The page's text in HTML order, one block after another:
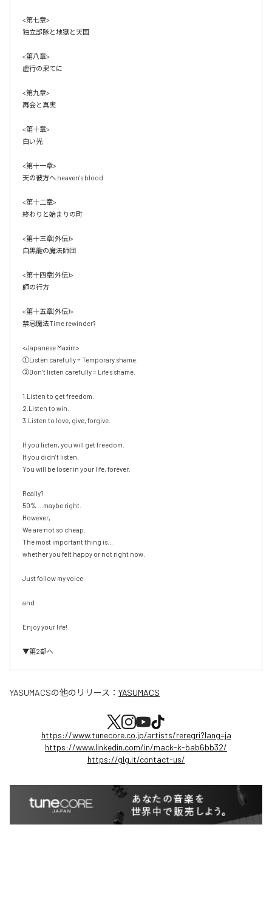
<第七章>
独立部隊と地獄と天国
<第八章>
虚行の果てに
<第九章>
再会と真実
<第十章>
白い光
<第十一章>
天の彼方へ heaven's blood
<第十二章>
終わりと始まりの町
<第十三章(外伝)>
白黒龍の魔法師団
<第十四章(外伝)>
師の行方
<第十五章(外伝)>
禁忌魔法Time rewinder?
<Japanese Maxim>
①Listen carefully = Temporary shame.
②Don’t listen carefully = Life's shame.
1.Listen to get freedom.
2.Listen to win.
3.Listen to love, give, forgive.
If you listen, you will get freedom.
If you didn’t listen,
You will be loser in your life, forever.
Really?
50% ...maybe right.
However,
We are not so cheap.
The most important thing is...
whether you felt happy or not right now.
Just follow my voice
and
Enjoy your life!
▼第2部へ
YASUMACSの他のリリース： YASUMACS
https://www.tunecore.co.jp/artists/reregri?lang=ja
https://www.linkedin.com/in/mack-k-bab6bb32/
https://glg.it/contact-us/